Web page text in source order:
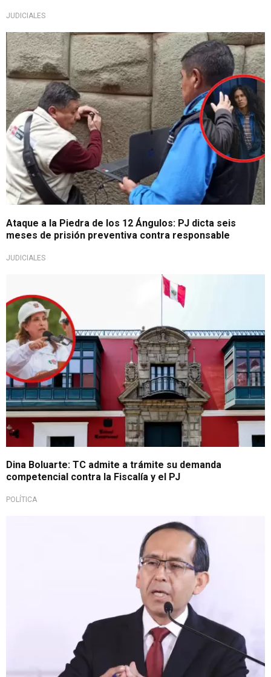
JUDICIALES
Solicitaron una reparación civil de S/ 5.35 millones
Ataque a la Piedra de los 12 Ángulos: PJ dicta seis
meses de prisión preventiva contra responsable
JUDICIALES
Dina Boluarte: TC admite a trámite su demanda
competencial contra la Fiscalía y el PJ
POLÍTICA